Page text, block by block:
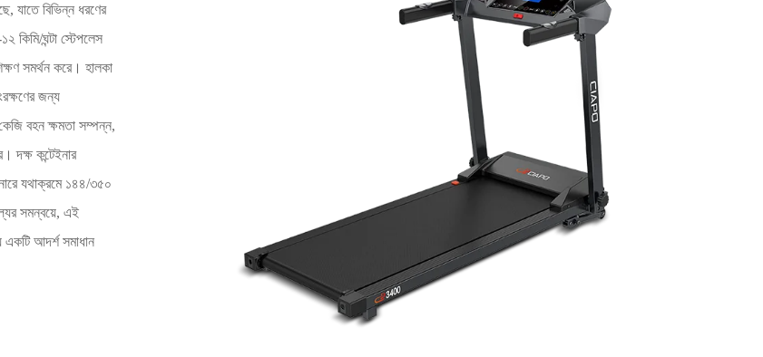
যাতে বিভিন্ন ধরণের
কিমি/ঘন্টা স্টেপলেস
সমর্থন করে। হালকা
জন্য
বহন ক্ষমতা সম্পন্ন,
দক্ষ কন্টেইনার
যথাক্রমে ১৪৪/৩৫০
সমন্বয়ে, এই
আদর্শ সমাধান